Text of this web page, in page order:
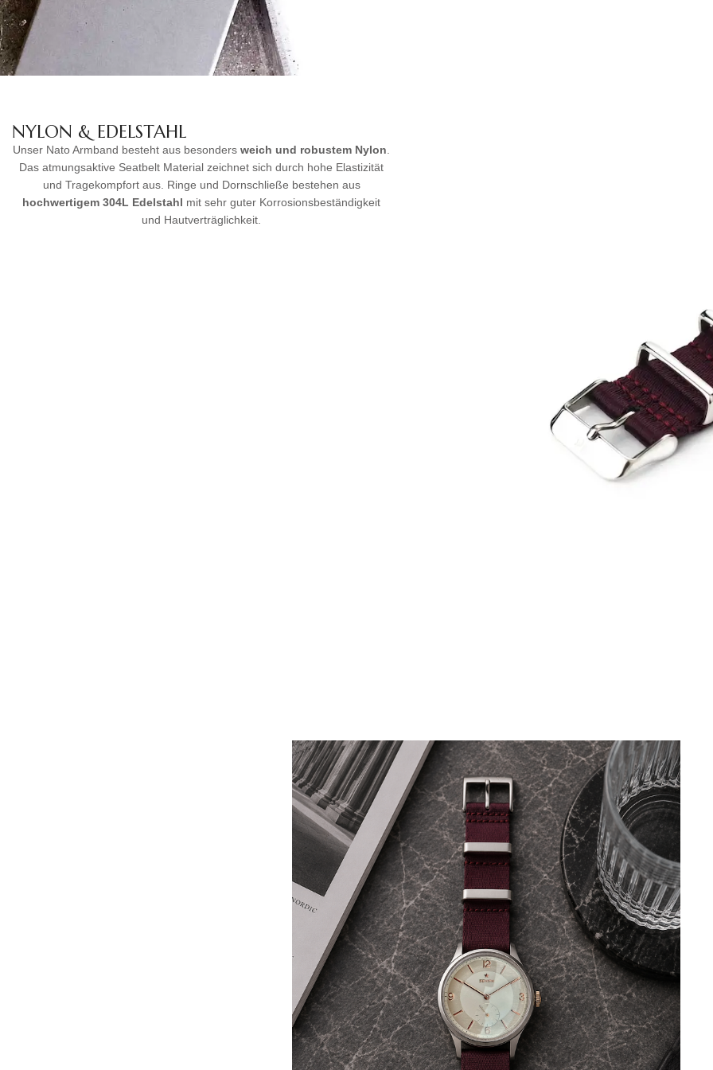
NYLON & EDELSTAHL
Unser Nato Armband besteht aus besondersweich und robustem Nylon.
Das atmungsaktive Seatbelt Material zeichnet sich durch hohe Elastizität
und Tragekompfort aus. Ringe und Dornschließe bestehen aus
hochwertigem 304L Edelstahl mit sehr guter Korrosionsbeständigkeit
und Hautverträglichkeit.